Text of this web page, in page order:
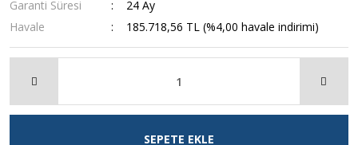
Garanti Süresi
24 Ay
Havale
185.718,56 TL (%4,00 havale indirimi)
SEPETE EKLE